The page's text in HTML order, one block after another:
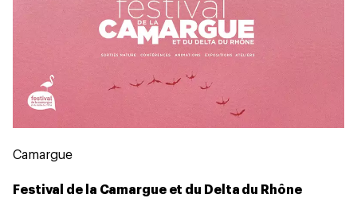
Camargue
Festival de la Camargue et du Delta du Rhône